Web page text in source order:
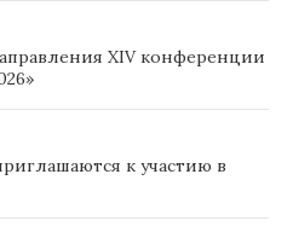
XIV конференции
к участию в